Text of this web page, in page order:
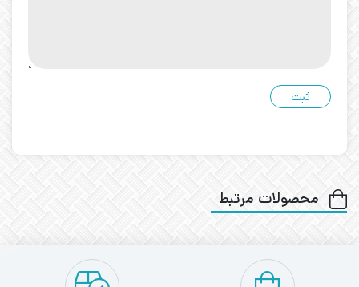
محصولات مرتبط